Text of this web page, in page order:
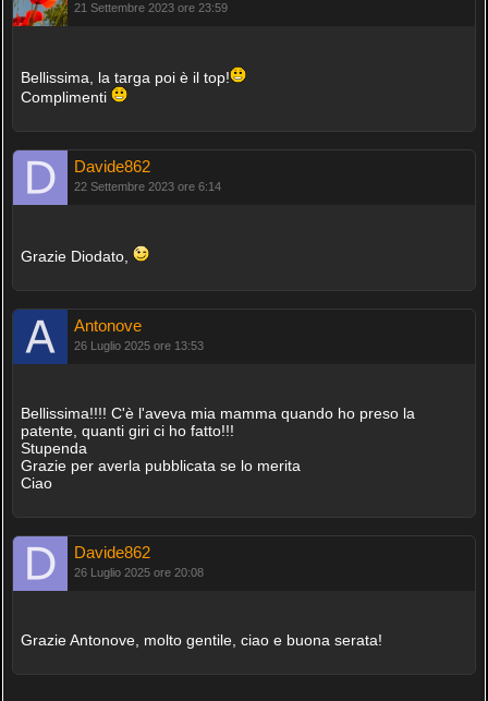
21 Settembre 2023 ore 23:59
Bellissima, la targa poi è il top!
Complimenti
Davide862
22 Settembre 2023 ore 6:14
Grazie Diodato,
Antonove
26 Luglio 2025 ore 13:53
Bellissima!!!! C'è l'aveva mia mamma quando ho preso la
patente, quanti giri ci ho fatto!!!
Stupenda
Grazie per averla pubblicata se lo merita
Ciao
Davide862
26 Luglio 2025 ore 20:08
Grazie Antonove, molto gentile, ciao e buona serata!